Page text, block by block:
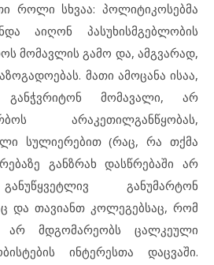
როლი სხვაა: პოლიტიკოსებმა
აიღონ პასუხისმგებლობის
მომავლის გამო და, ამგვარად,
მათი ამოცანა ისაა,
მომავალი, არ
არაკეთილგანწყობას,
სულიერებით (რაც, რა თქმა
განზრახ დასწრებაში არ
განუმარტონ
და თავიანთ კოლეგებსაც, რომ
არ მდგომარეობს ცალკეული
ინტერესთა დაცვაში.